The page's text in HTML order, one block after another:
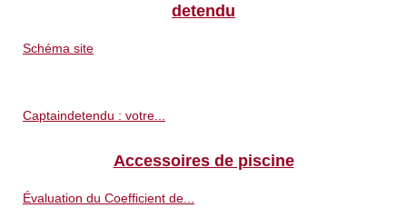
detendu
Schéma site
Captaindetendu : votre...
Accessoires de piscine
Évaluation du Coefficient de...